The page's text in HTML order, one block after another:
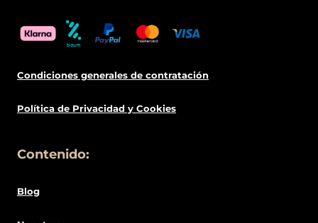
Condiciones generales de contratación
Política de Privacidad y Cookies
Contenido:
Blog